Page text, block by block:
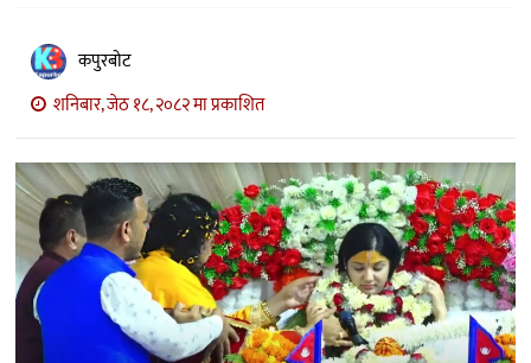
विचार
अन्तर्वार्ता
मनोरञ्जन
खेल
प्रविधि
भिडियो
कपुरबोट
शनिबार, जेठ १८, २०८२ मा प्रकाशित